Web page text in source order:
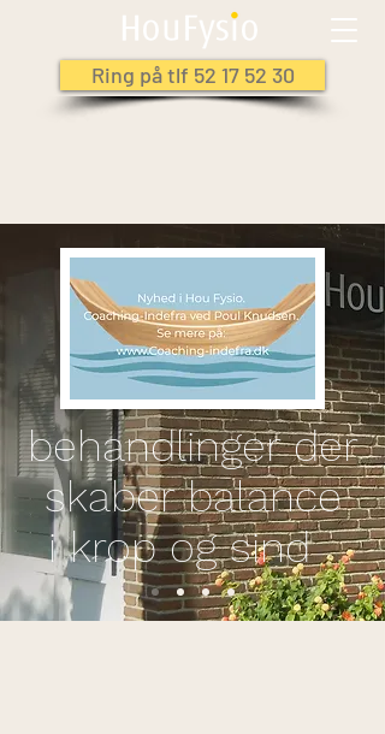
Ring på tlf 52 17 52 30
behandlinger der
skaber balance
i krop og sind